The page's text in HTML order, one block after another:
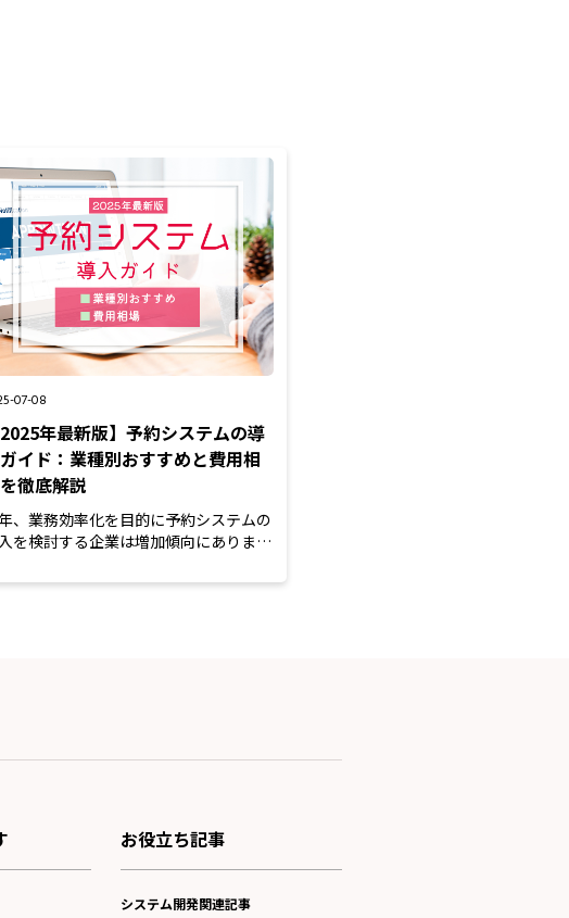
07-08
2025年最新版】予約システムの導
イド：業種別おすすめと費用相
徹底解説
、業務効率化を目的に予約システムの
を検討する企業は増加傾向にあります
お役立ち記事
システム開発関連記事